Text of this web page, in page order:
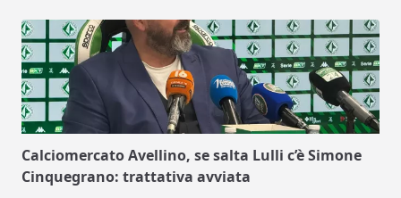
Calciomercato Avellino, se salta Lulli c’è Simone
Cinquegrano: trattativa avviata